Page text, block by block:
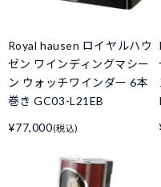
Royal hausen ロイヤルハウ
ゼン ワインディングマシー
ン ウォッチワインダー 6本
巻き GC03-L21EB
¥77,000(税込)